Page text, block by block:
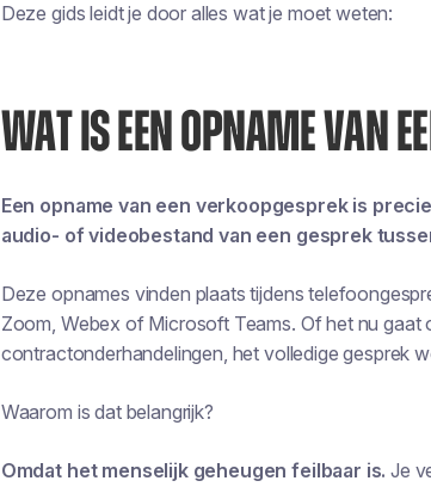
Deze gids leidt je door alles wat je moet weten:
WAT IS EEN OPNAME VAN
Een opname van een verkoopgesprek is
audio- of videobestand van een gesprek
Deze opnames vinden plaats tijdens
Zoom, Webex of Microsoft Teams. Of het nu gaat
contractonderhandelingen, het volledige gesprek
Waarom is dat belangrijk?
Omdat het menselijk geheugen feilbaar is. Je